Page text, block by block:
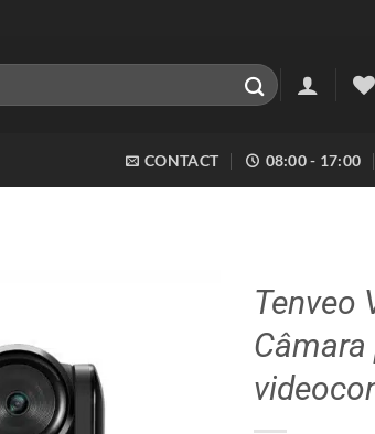
CONTACT 08:00 - 17:00
Tenveo